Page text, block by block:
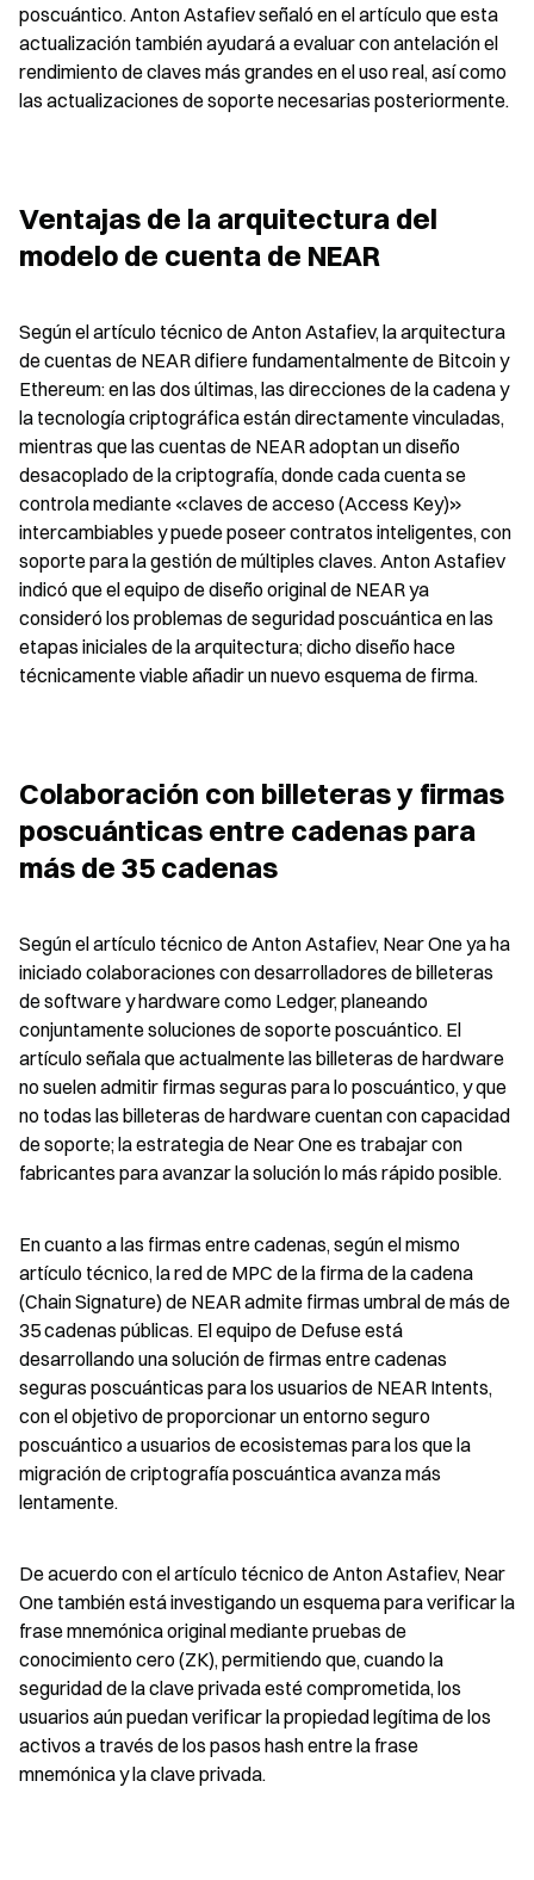
poscuántico. Anton Astafiev señaló en el artículo que esta
actualización también ayudará a evaluar con antelación el
rendimiento de claves más grandes en el uso real, así como
las actualizaciones de soporte necesarias posteriormente.
Ventajas de la arquitectura del
modelo de cuenta de NEAR
Según el artículo técnico de Anton Astafiev, la arquitectura
de cuentas de NEAR difiere fundamentalmente de Bitcoin y
Ethereum: en las dos últimas, las direcciones de la cadena y
la tecnología criptográfica están directamente vinculadas,
mientras que las cuentas de NEAR adoptan un diseño
desacoplado de la criptografía, donde cada cuenta se
controla mediante «claves de acceso (Access Key)»
intercambiables y puede poseer contratos inteligentes, con
soporte para la gestión de múltiples claves. Anton Astafiev
indicó que el equipo de diseño original de NEAR ya
consideró los problemas de seguridad poscuántica en las
etapas iniciales de la arquitectura; dicho diseño hace
técnicamente viable añadir un nuevo esquema de firma.
Colaboración con billeteras y firmas
poscuánticas entre cadenas para
más de 35 cadenas
Según el artículo técnico de Anton Astafiev, Near One ya ha
iniciado colaboraciones con desarrolladores de billeteras
de software y hardware como Ledger, planeando
conjuntamente soluciones de soporte poscuántico. El
artículo señala que actualmente las billeteras de hardware
no suelen admitir firmas seguras para lo poscuántico, y que
no todas las billeteras de hardware cuentan con capacidad
de soporte; la estrategia de Near One es trabajar con
fabricantes para avanzar la solución lo más rápido posible.
En cuanto a las firmas entre cadenas, según el mismo
artículo técnico, la red de MPC de la firma de la cadena
(Chain Signature) de NEAR admite firmas umbral de más de
35 cadenas públicas. El equipo de Defuse está
desarrollando una solución de firmas entre cadenas
seguras poscuánticas para los usuarios de NEAR Intents,
con el objetivo de proporcionar un entorno seguro
poscuántico a usuarios de ecosistemas para los que la
migración de criptografía poscuántica avanza más
lentamente.
De acuerdo con el artículo técnico de Anton Astafiev, Near
One también está investigando un esquema para verificar la
frase mnemónica original mediante pruebas de
conocimiento cero (ZK), permitiendo que, cuando la
seguridad de la clave privada esté comprometida, los
usuarios aún puedan verificar la propiedad legítima de los
activos a través de los pasos hash entre la frase
mnemónica y la clave privada.